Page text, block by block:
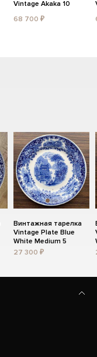
Vintage Akaka 10
68 700 ₽
Винтажная тарелка
Vintage Plate Blue
White Medium 5
27 300 ₽